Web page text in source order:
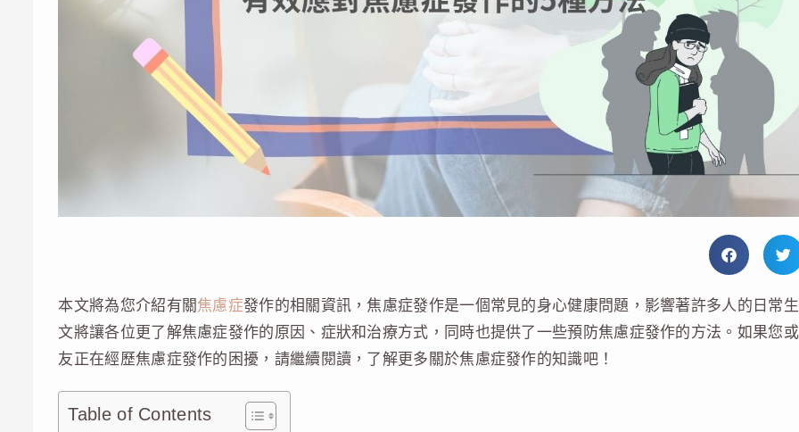
本文將為您介紹有關焦慮症發作的相關資訊，焦慮症發作是一個常見的身心健康問題，影響著許多人的日常
文將讓各位更了解焦慮症發作的原因、症狀和治療方式，同時也提供了一些預防焦慮症發作的方法。如果您
友正在經歷焦慮症發作的困擾，請繼續閱讀，了解更多關於焦慮症發作的知識吧！
Table of Contents